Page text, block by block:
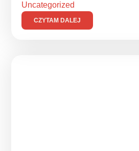
Uncategorized
CZYTAM DALEJ